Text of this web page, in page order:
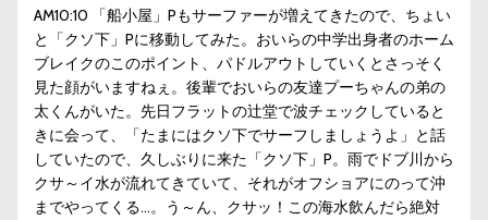
AM10:10 「船小屋」Pもサーファーが増えてきたので、ちょい
と「クソ下」Pに移動してみた。おいらの中学出身者のホーム
ブレイクのこのポイント、パドルアウトしていくとさっそく
見た顔がいますねぇ。後輩でおいらの友達プーちゃんの弟の
太くんがいた。先日フラットの辻堂で波チェックしていると
きに会って、「たまにはクソ下でサーフしましょうよ」と話
していたので、久しぶりに来た「クソ下」P。雨でドブ川から
クサ～イ水が流れてきていて、それがオフショアにのって沖
までやってくる…。う～ん、クサッ！この海水飲んだら絶対